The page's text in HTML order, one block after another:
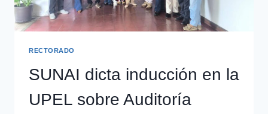
RECTORADO
SUNAI dicta inducción en la
UPEL sobre Auditoría